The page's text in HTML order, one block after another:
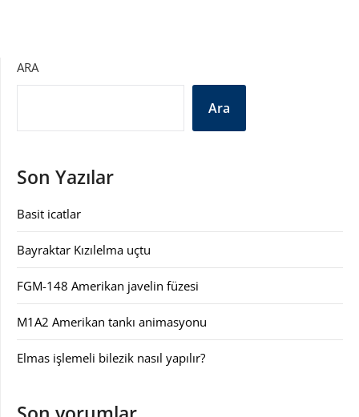
ARA
Ara
Son Yazılar
Basit icatlar
Bayraktar Kızılelma uçtu
FGM-148 Amerikan javelin füzesi
M1A2 Amerikan tankı animasyonu
Elmas işlemeli bilezik nasıl yapılır?